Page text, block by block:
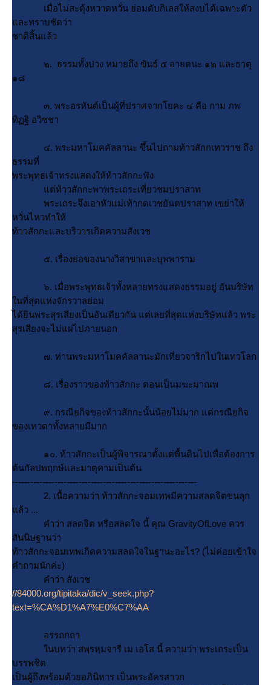
เมื่อไม่สะดุ้งหวาดหวั่น ย่อมดับกิเลสให้สงบได้เฉพาะตัว
ละทราบชัดว่า
ชาติสิ้นแล้ว
๒. ธรรมทั้งปวง หมายถึง ขันธ์ ๕ อายตนะ ๑๒ และธาตุ
๑๘
๓. พระอรหันต์เป็นผู้ที่ปราศจากโยคะ ๔ คือ กาม ภพ
ทิฏฐิ อวิชชา
๔. พระมหาโมคคัลลานะ ขึ้นไปถามท้าวสักกเทวราช ถึง
ธรรมที่
พระพุทธเจ้าทรงแสดงให้ท้าวสักกะฟัง
ต่ท้าวสักกะพาพระเถระเที่ยวชมปราสาท
พระเถระจึงเอาหัวแม่เท้ากดเวชยันตปราสาท เขย่าให้
หวั่นไหวทําให้
ท้าวสักกะและบริวารเกิดความสังเวช
๕. เรื่องย่อของนางวิสาขาและบุพพาราม
๖. เมื่อพระพุทธเจ้าทั้งหลายทรงแสดงธรรมอยู่ อันบริษัท
นที่สุดแห่งจักรวาลย่อม
ได้ยินพระสุรเสียงเป็นอันเดียวกัน แต่เลยที่สุดแห่งบริษัทแล้ว พระ
สุรเสียงจะไม่แผ่ไปภายนอก
๗. ท่านพระมหาโมคคัลลานะมักเที่ยวจาริกไปในเทวโลก
๘. เรื่องราวของท้าวสักกะ ตอนเป็นมฆะมาณพ
๙. กรณียกิจของท้าวสักกะนั้นน้อยไม่มาก แต่กรณียกิจ
ของเทวดาทั้งหลายมีมาก
๑๐. ท้าวสักกะเป็นผู้พิจารณาตั้งแต่พื้นดินไปเพื่อต้องการ
ต้นกัลปพฤกษ์และมาตุคามเป็นต้น
-------------------------------------------------------------
2. เนื้อความว่า ท้าวสักกะจอมเทพมีความสลดจิตขนลุก
ล้ว ...
คำว่า สลดจิต หรือสลดใจ นี้ คุณ GravityOfLove ควร
สันนิษฐานว่า
ท้าวสักกะจอมเทพเกิดความสลดใจในฐานะอะไร? (ไม่ค่อยเข้าใจ
คำถามนักค่ะ)
คำว่า สังเวช
//84000.org/tipitaka/dic/v_seek.php?
text=%CA%D1%A7%E0%C7%AA
อรรถกถา
นบทว่า สพฺรหฺมจารี เม เอโส นี้ ความว่า พระเถระเป็น
บรรพชิต
เป็นผู้ถึงพร้อมด้วยอภินิหาร เป็นพระอัครสาวก